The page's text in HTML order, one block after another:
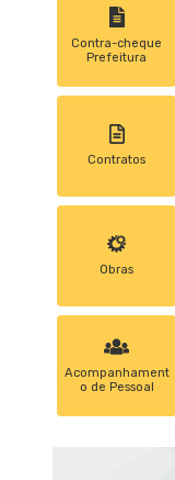
Contra-cheque
Prefeitura
Contratos
Obras
Acompanhament
o de Pessoal